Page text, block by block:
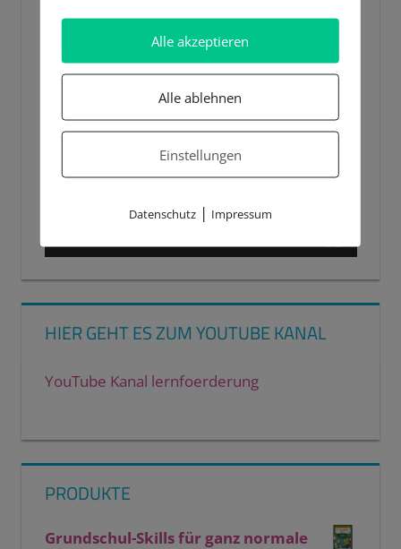
HIER GEHT ES ZUM YOUTUBE KANAL
YouTube Kanal lernfoerderung
PRODUKTE
Grundschul-Skills für ganz normale
Alle akzeptieren
Alle ablehnen
Einstellungen
Datenschutz| Impressum